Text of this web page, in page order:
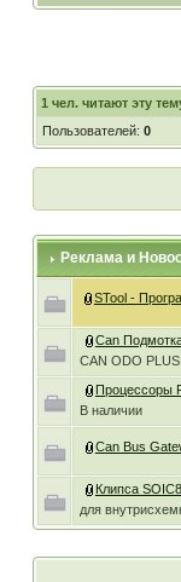
1 чел. читают эту
Пользователей: 0
Реклама и
STool -
Can
CAN ODO PLUS
Процессоры
В наличии
Can Bus
Клипса SOIC8
для